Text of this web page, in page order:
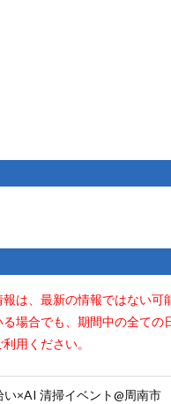
は、最新の情報ではない可
場合でも、期間中の全て
用ください。
い×AI 清掃イベント@周南市